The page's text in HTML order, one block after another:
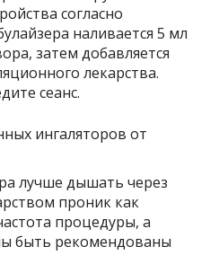
согласно
наливается 5 мл
затем добавляется
лекарства.
сеанс.
лучше дышать через
проник как
процедуры, а
быть рекомендованы